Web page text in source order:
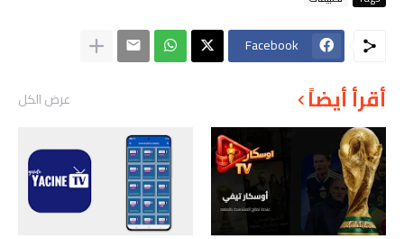
Facebook
أقرأ أيضاً عرض الكل